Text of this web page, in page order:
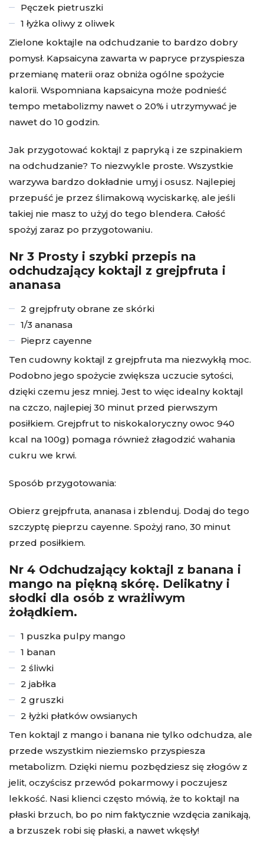
Pęczek pietruszki
1 łyżka oliwy z oliwek
Zielone koktajle na odchudzanie to bardzo dobry
pomysł. Kapsaicyna zawarta w papryce przyspiesza
przemianę materii oraz obniża ogólne spożycie
kalorii. Wspomniana kapsaicyna może podnieść
tempo metabolizmy nawet o 20% i utrzymywać je
nawet do 10 godzin.
Jak przygotować koktajl z papryką i ze szpinakiem
na odchudzanie? To niezwykle proste. Wszystkie
warzywa bardzo dokładnie umyj i osusz. Najlepiej
przepuść je przez ślimakową wyciskarkę, ale jeśli
takiej nie masz to użyj do tego blendera. Całość
spożyj zaraz po przygotowaniu.
Nr 3 Prosty i szybki przepis na
odchudzający koktajl z grejpfruta i
ananasa
2 grejpfruty obrane ze skórki
1/3 ananasa
Pieprz cayenne
Ten cudowny koktajl z grejpfruta ma niezwykłą moc.
Podobno jego spożycie zwiększa uczucie sytości,
dzięki czemu jesz mniej. Jest to więc idealny koktajl
na czczo, najlepiej 30 minut przed pierwszym
posiłkiem. Grejpfrut to niskokaloryczny owoc 940
kcal na 100g) pomaga również złagodzić wahania
cukru we krwi.
Sposób przygotowania:
Obierz grejpfruta, ananasa i zblenduj. Dodaj do tego
szczyptę pieprzu cayenne. Spożyj rano, 30 minut
przed posiłkiem.
Nr 4 Odchudzający koktajl z banana i
mango na piękną skórę. Delikatny i
słodki dla osób z wrażliwym
żołądkiem.
1 puszka pulpy mango
1 banan
2 śliwki
2 jabłka
2 gruszki
2 łyżki płatków owsianych
Ten koktajl z mango i banana nie tylko odchudza, ale
przede wszystkim nieziemsko przyspiesza
metabolizm. Dzięki niemu pozbędziesz się złogów z
jelit, oczyścisz przewód pokarmowy i poczujesz
lekkość. Nasi klienci często mówią, że to koktajl na
płaski brzuch, bo po nim faktycznie wzdęcia zanikają,
a brzuszek robi się płaski, a nawet wkęsły!